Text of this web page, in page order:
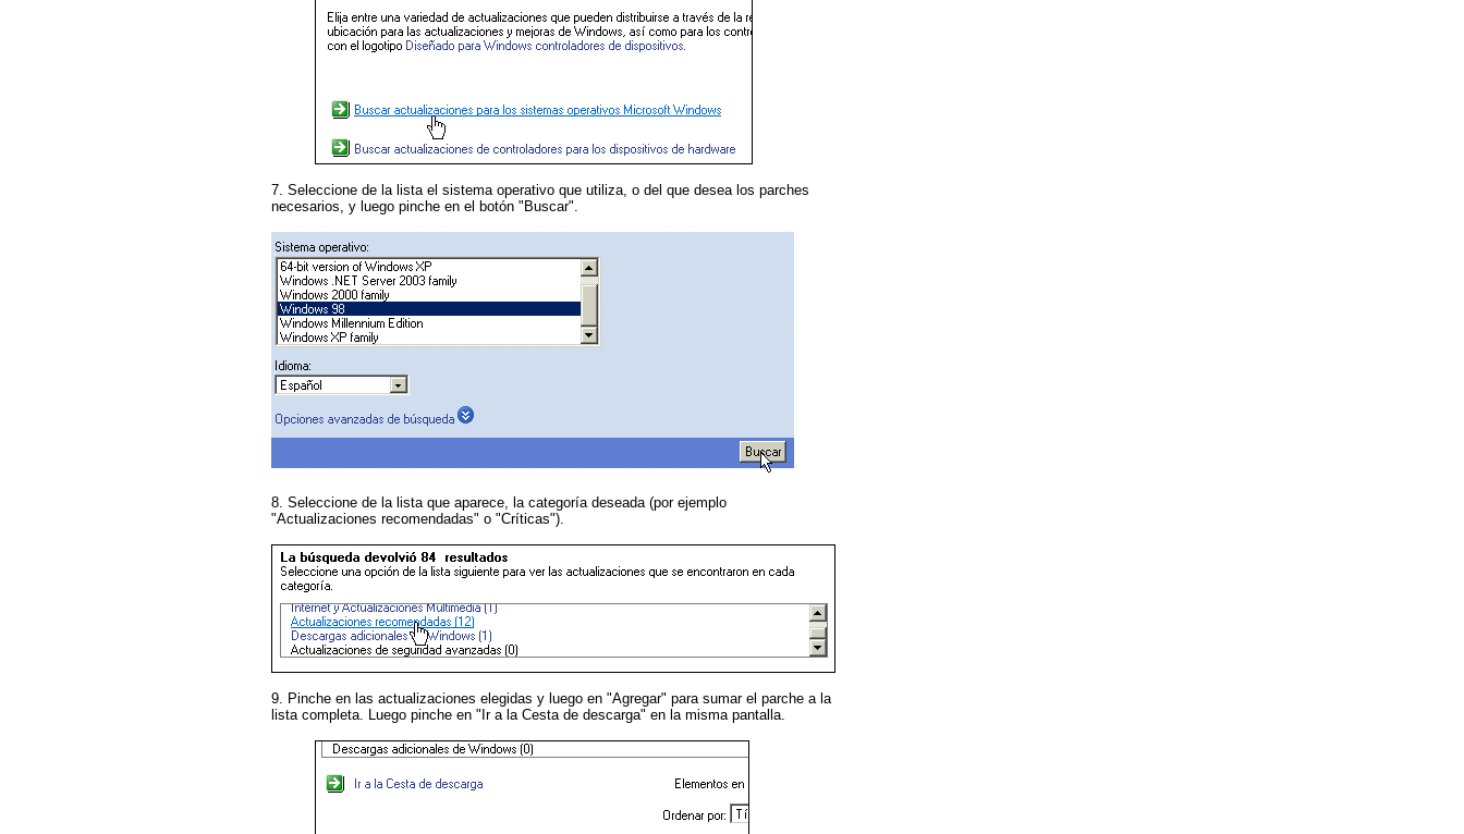
7. Seleccione de la lista el sistema operativo que utiliza, o del que desea los parches
necesarios, y luego pinche en el botón "Buscar".
8. Seleccione de la lista que aparece, la categoría deseada (por ejemplo
"Actualizaciones recomendadas" o "Críticas").
9. Pinche en las actualizaciones elegidas y luego en "Agregar" para sumar el parche a la
lista completa. Luego pinche en "Ir a la Cesta de descarga" en la misma pantalla.